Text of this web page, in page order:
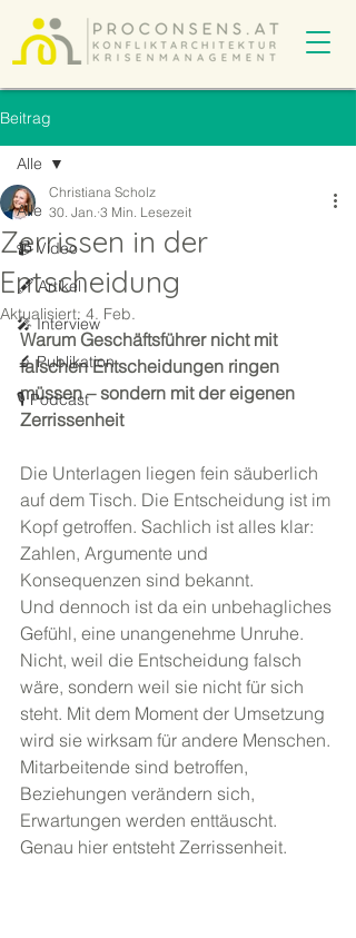
Beitrag
Alle
📹 Video
🖋️ Artikel
🎤 Interview
🔬 Publikation
🎙️ Podcast
Alle
Zerrissen in der
Entscheidung
Christiana Scholz
30. Jan. 3 Min. Lesezeit
Aktualisiert: 4. Feb.
Warum Geschäftsführer nicht mit
falschen Entscheidungen ringen
müssen – sondern mit der eigenen
Zerrissenheit
Die Unterlagen liegen fein säuberlich
auf dem Tisch. Die Entscheidung ist im
Kopf getroffen. Sachlich ist alles klar:
Zahlen, Argumente und
Konsequenzen sind bekannt.
Und dennoch ist da ein unbehagliches
Gefühl, eine unangenehme Unruhe.
Nicht, weil die Entscheidung falsch
wäre, sondern weil sie nicht für sich
steht. Mit dem Moment der Umsetzung
wird sie wirksam für andere Menschen.
Mitarbeitende sind betroffen,
Beziehungen verändern sich,
Erwartungen werden enttäuscht.
Genau hier entsteht Zerrissenheit.